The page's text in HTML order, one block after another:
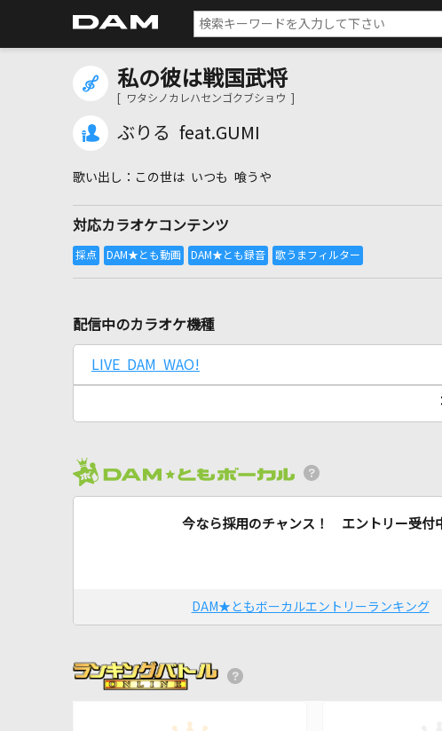
私の彼は戦国武将
[ ワタシノカレハセンゴクブショウ ]
ぶりる feat.GUMI
この世は いつも 喰うや
対応カラオケコンテンツ
配信中のカラオケ機種
LIVE DAM WAO!
今なら採用のチャンス！ エントリー受付
DAM★ともボーカルエントリーランキング